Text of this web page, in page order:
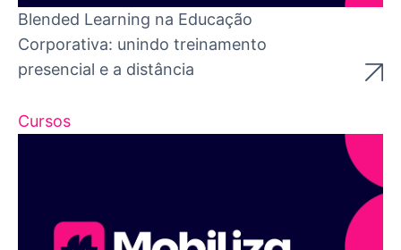
Blended Learning na Educação
Corporativa: unindo treinamento
presencial e a distância
Cursos